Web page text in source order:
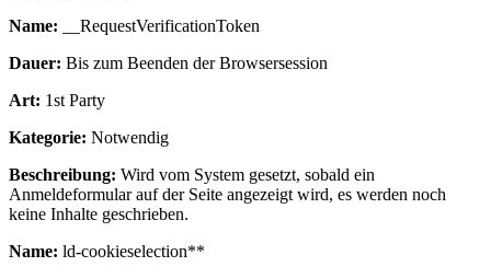
Name: __RequestVerificationToken
Dauer: Bis zum Beenden der Browsersession
Art: 1st Party
Kategorie: Notwendig
Beschreibung: Wird vom System gesetzt, sobald ein
Anmeldeformular auf der Seite angezeigt wird, es werden noch
keine Inhalte geschrieben.
Name: ld-cookieselection**